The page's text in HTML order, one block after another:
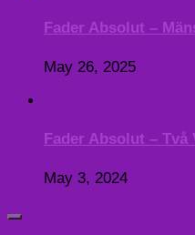
Fader Absolut –
May 26, 2025
Fader Absolut –
May 3, 2024